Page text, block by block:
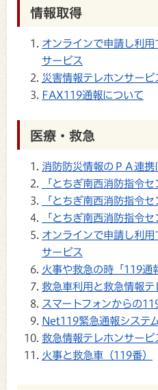
情報取得
オンラインで申請し利
サービス
災害情報テレホンサービ
FAX119通報について
医療・救急
消防防災情報のＰＡ連携
「とちぎ南西消防指令
「とちぎ南西消防指令
「とちぎ南西消防指令
オンラインで申請し利
サービス
火事や救急の時「119通
救急車利用と救急情報テ
スマートフォンからの
Net119緊急通報システ
救急情報テレホンサービ
火事と救急車（119番）